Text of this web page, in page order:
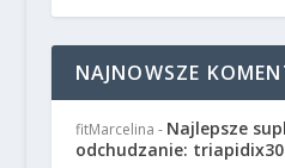
NAJNOWSZE
fitMarcelina - Najlepsze
odchudzanie: